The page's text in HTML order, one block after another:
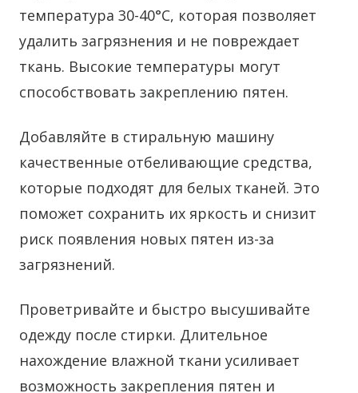
температура 30-40°C, которая позволяет
удалить загрязнения и не повреждает
ткань. Высокие температуры могут
способствовать закреплению пятен.
Добавляйте в стиральную машину
качественные отбеливающие средства,
которые подходят для белых тканей. Это
поможет сохранить их яркость и снизит
риск появления новых пятен из-за
загрязнений.
Проветривайте и быстро высушивайте
одежду после стирки. Длительное
нахождение влажной ткани усиливает
возможность закрепления пятен и